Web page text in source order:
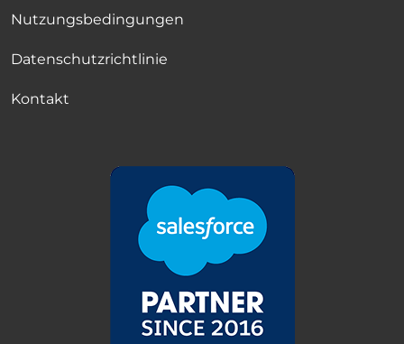
Nutzungsbedingungen
Datenschutzrichtlinie
Kontakt